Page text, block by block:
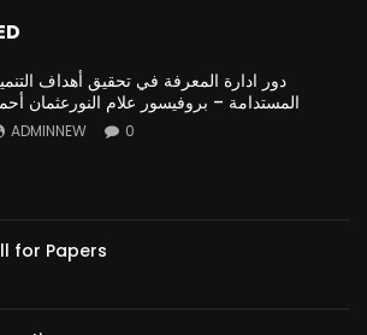
دور ادارة المعرفة في تحقيق أهداف
المستدامة – بروفيسور علام النورعثمان
ADMINNEW 0
for Papers